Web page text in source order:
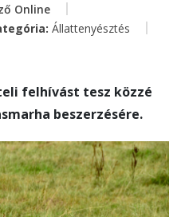
Online
Állattenyésztés
felhívást tesz közzé
beszerzésére.